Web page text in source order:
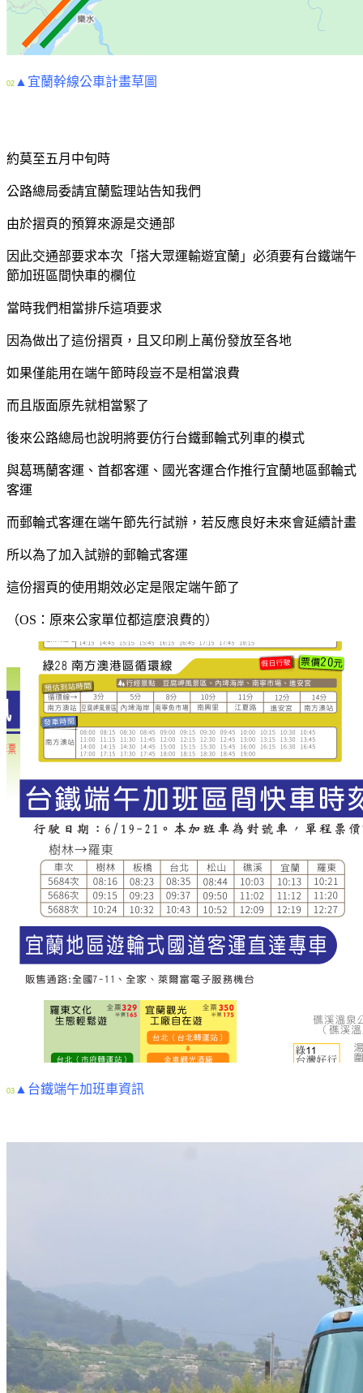
02 ▲宜蘭幹線公車計畫草圖
約莫至五月中旬時
公路總局委請宜蘭監理站告知我們
由於摺頁的預算來源是交通部
因此交通部要求本次「搭大眾運輸遊宜蘭」必須要有台鐵端午
節加班區間快車的欄位
當時我們相當排斥這項要求
因為做出了這份摺頁，且又印刷上萬份發放至各地
如果僅能用在端午節時段豈不是相當浪費
而且版面原先就相當緊了
後來公路總局也說明將要仿行台鐵郵輪式列車的模式
與葛瑪蘭客運、首都客運、國光客運合作推行宜蘭地區郵輪式
客運
而郵輪式客運在端午節先行試辦， 若反應良好未來會延續計畫
所以為了加入試辦的郵輪式客運
這份摺頁的使用期效必定是限定端午節了
（OS：原來公家單位都這麼浪費的）
03 ▲台鐵端午加班車資訊